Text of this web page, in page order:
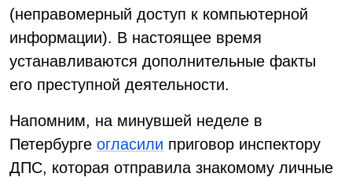
(неправомерный доступ к компьютерной
информации). В настоящее время
устанавливаются дополнительные факты
его преступной деятельности.
Напомним, на минувшей неделе в
Петербурге огласили приговор инспектору
ДПС, которая отправила знакомому личные